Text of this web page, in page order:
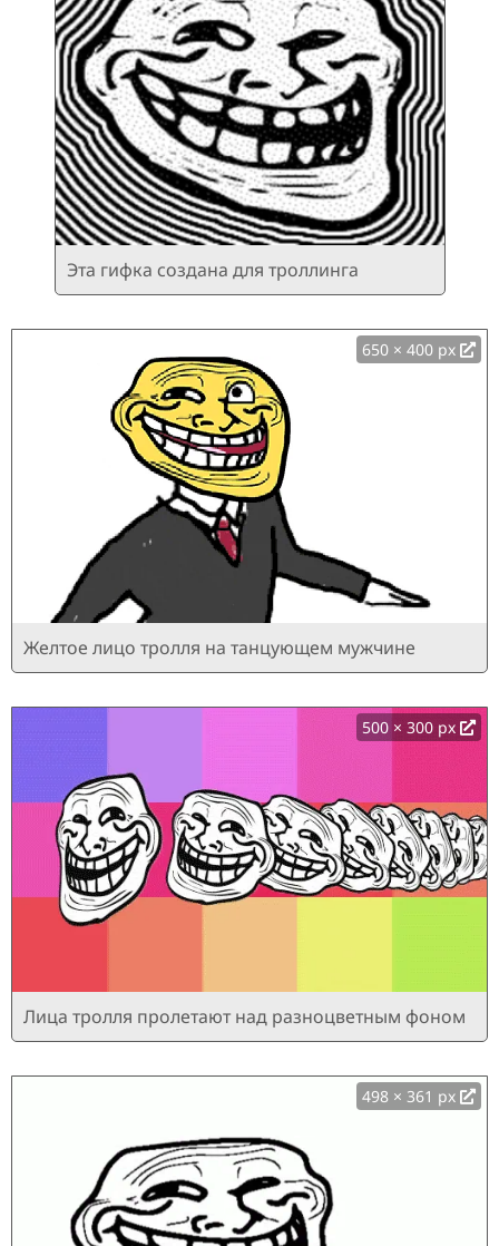
Эта гифка создана для троллинга
650 × 400 px
Желтое лицо тролля на танцующем мужчине
500 × 300 px
Лица тролля пролетают над разноцветным фоном
498 × 361 px